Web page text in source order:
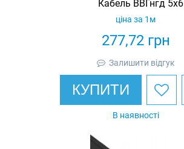
Кабель ВВГнгд 5х6
277,72грн
ціна за 1м
Залишити відгук
КУПИТИ
В наявності